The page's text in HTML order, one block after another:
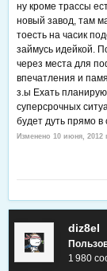
ну кроме трассы
новый завод, там
тоесть на часик
займусь идейкой.
через места для
впечатления и
з.ы Ехать
суперсрочных
будет дуть прямо в
Изменено 10 июня, 2012
diz8el
1 980